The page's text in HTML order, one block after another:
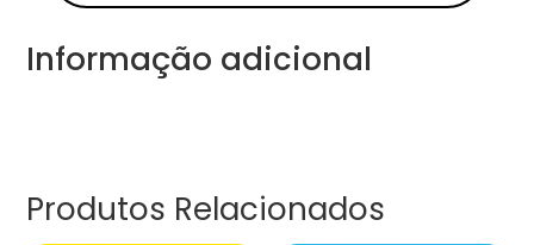
Informação adicional
Produtos Relacionados